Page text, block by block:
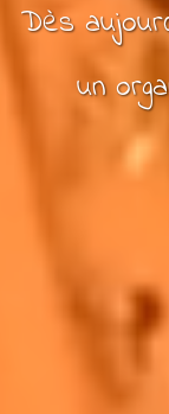
Dès
un